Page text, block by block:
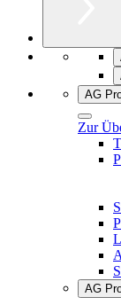
AG
Zur
AG